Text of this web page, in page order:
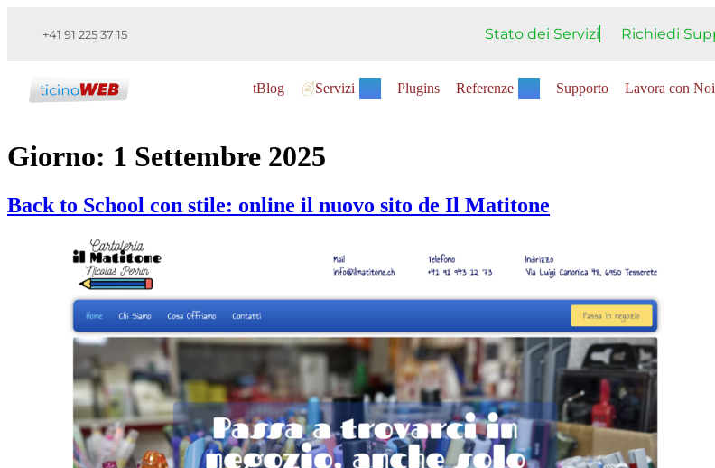
+41 91 225 37 15 Stato dei Servizi Richiedi
tBlog Servizi Plugins Referenze Supporto Lavora con Noi
Giorno: 1 Settembre 2025
Back to School con stile: online il nuovo sito de Il Matitone